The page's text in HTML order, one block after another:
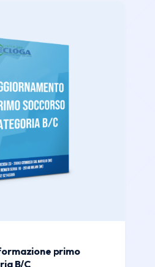
primo
B/C